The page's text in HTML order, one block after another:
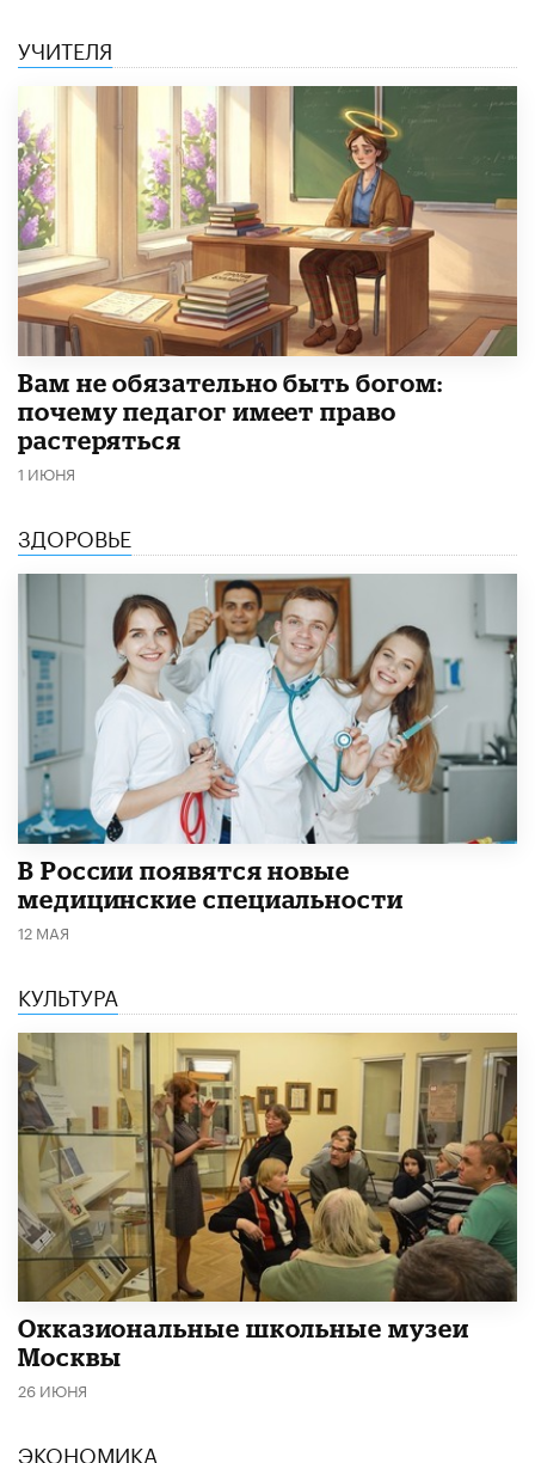
УЧИТЕЛЯ
​Вам не обязательно быть богом:
почему педагог имеет право
растеряться
1 ИЮНЯ
ЗДОРОВЬЕ
В России появятся новые
медицинские специальности
12 МАЯ
КУЛЬТУРА
​Окказиональные школьные музеи
Москвы
26 ИЮНЯ
ЭКОНОМИКА